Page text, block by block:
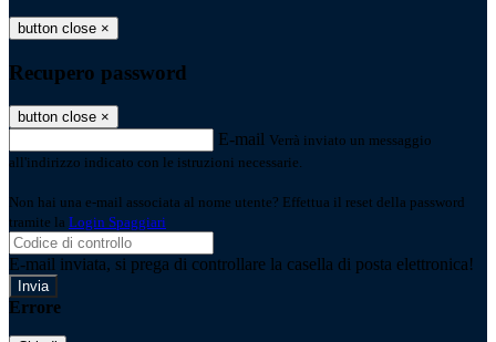
button close ×
Recupero password
button close ×
E-mail Verrà inviato un messaggio
all'indirizzo indicato con le istruzioni necessarie.
Non hai una e-mail associata al nome utente? Effettua il reset della password
tramite la Login Spaggiari
E-mail inviata, si prega di controllare la casella di posta elettronica!
Errore